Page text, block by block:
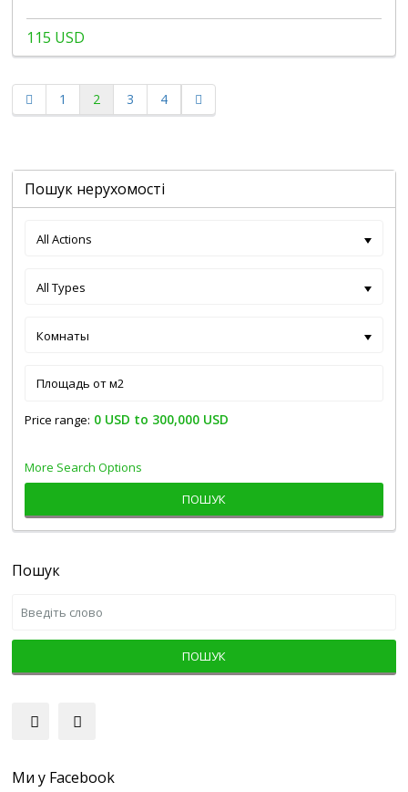
115 USD
1 2 3 4
Пошук нерухомості
All Actions
All Types
Комнаты
Price range: 0 USD to 300,000 USD
More Search Options
ПОШУК
Пошук
ПОШУК
Ми у Facebook